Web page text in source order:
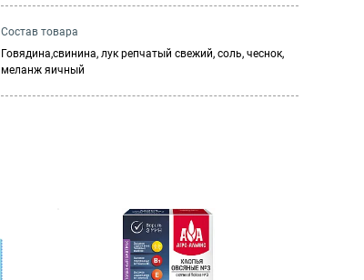
Состав товара
Говядина,свинина, лук репчатый свежий, соль, чеснок,
меланж яичный